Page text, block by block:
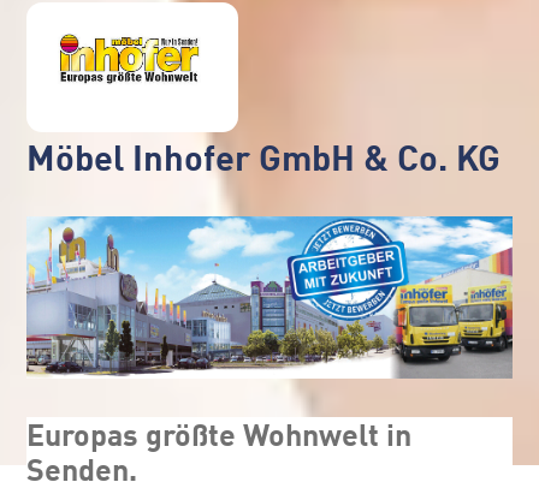
Möbel Inhofer GmbH & Co. KG
Europas größte Wohnwelt in
Senden.